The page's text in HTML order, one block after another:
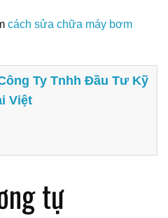
cách sửa chữa máy bơm
Ty Tnhh Đầu Tư Kỹ
Việt
tự